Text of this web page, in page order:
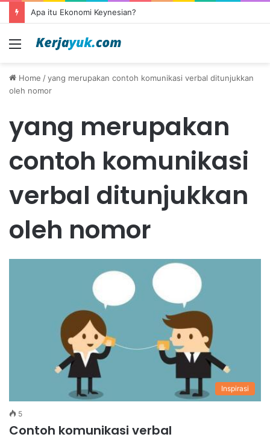
Apa itu Ekonomi Keynesian?
Menu
Home /yang merupakan contoh komunikasi verbal ditunjukkan
oleh nomor
yang merupakan
contoh komunikasi
verbal ditunjukkan
oleh nomor
Inspirasi
5
Contoh komunikasi verbal